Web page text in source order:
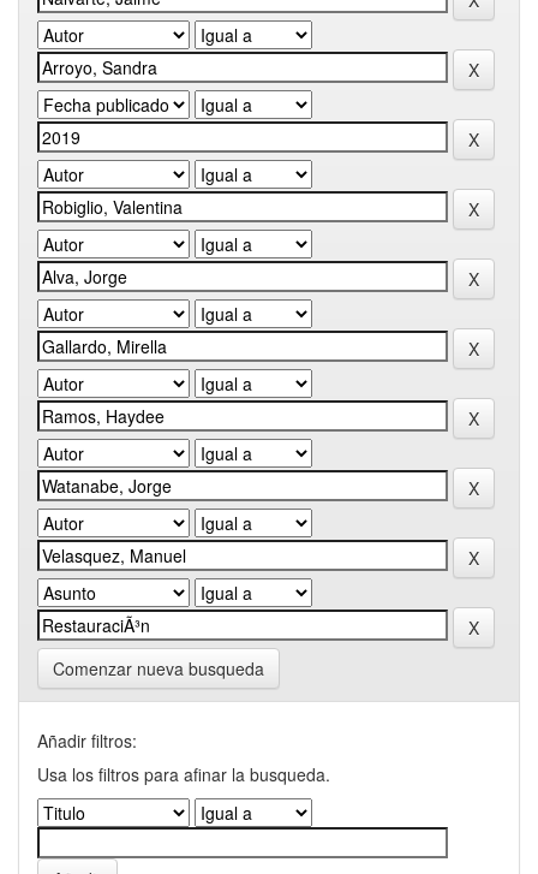
Comenzar nueva busqueda
Añadir filtros:
Usa los filtros para afinar la busqueda.